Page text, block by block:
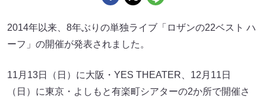
2014年以来、8年ぶりの単独ライブ「ロザンの22ベスト ハ
ーフ」の開催が発表されました。
11月13日（日）に大阪・YES THEATER、12月11日
（日）に東京・よしもと有楽町シアターの2か所で開催さ